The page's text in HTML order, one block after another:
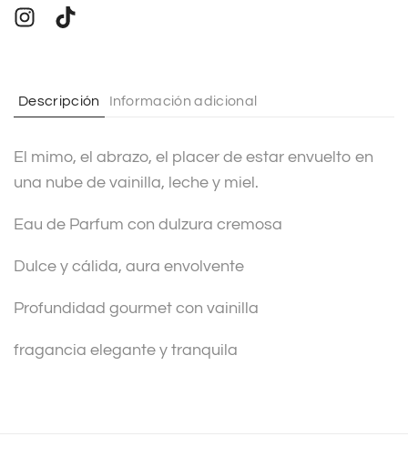
r
i
e
:
Descripción Información adicional
El mimo, el abrazo, el placer de estar envuelto en
una nube de vainilla, leche y miel.
Eau de Parfum con dulzura cremosa
Dulce y cálida, aura envolvente
Profundidad gourmet con vainilla
fragancia elegante y tranquila